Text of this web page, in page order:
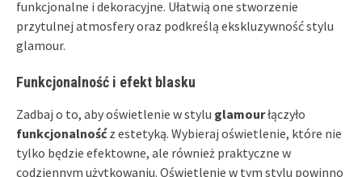
funkcjonalne i dekoracyjne. Ułatwią one stworzenie
przytulnej atmosfery oraz podkreślą ekskluzywność stylu
glamour.
Funkcjonalność i efekt blasku
Zadbaj o to, aby oświetlenie w stylu glamourłączyło
funkcjonalnośćz estetyką. Wybieraj oświetlenie, które nie
tylko będzie efektowne, ale również praktyczne w
codziennym użytkowaniu. Oświetlenie w tym stylu powinno